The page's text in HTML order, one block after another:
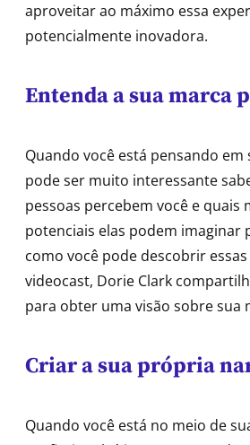
aproveitar ao máximo essa
potencialmente inovadora.
Entenda a sua marca
Quando você está pensando em
pode ser muito interessante
pessoas percebem você e quais
potenciais elas podem imaginar
como você pode descobrir essas
videocast, Dorie Clark
para obter uma visão sobre sua
Criar a sua própria
Quando você está no meio de